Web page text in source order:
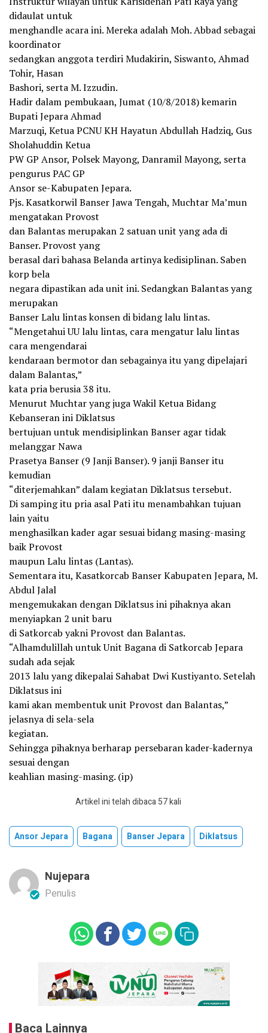
didaulat untuk
menghandle acara ini. Mereka adalah Moh. Abbad sebagai
koordinator
sedangkan anggota terdiri Mudakirin, Siswanto, Ahmad
Tohir, Hasan
Bashori, serta M. Izzudin.
Hadir dalam pembukaan, Jumat (10/8/2018) kemarin
Bupati Jepara Ahmad
Marzuqi, Ketua PCNU KH Hayatun Abdullah Hadziq, Gus
Sholahuddin Ketua
PW GP Ansor, Polsek Mayong, Danramil Mayong, serta
pengurus PAC GP
Ansor se-Kabupaten Jepara.
Pjs. Kasatkorwil Banser Jawa Tengah, Muchtar Ma’mun
mengatakan Provost
dan Balantas merupakan 2 satuan unit yang ada di
Banser. Provost yang
berasal dari bahasa Belanda artinya kedisiplinan. Saben
korp bela
negara dipastikan ada unit ini. Sedangkan Balantas yang
merupakan
Banser Lalu lintas konsen di bidang lalu lintas.
“Mengetahui UU lalu lintas, cara mengatur lalu lintas
cara mengendarai
kendaraan bermotor dan sebagainya itu yang dipelajari
dalam Balantas,”
kata pria berusia 38 itu.
Menurut Muchtar yang juga Wakil Ketua Bidang
Kebanseran ini Diklatsus
bertujuan untuk mendisiplinkan Banser agar tidak
melanggar Nawa
Prasetya Banser (9 Janji Banser). 9 janji Banser itu
kemudian
“diterjemahkan” dalam kegiatan Diklatsus tersebut.
Di samping itu pria asal Pati itu menambahkan tujuan
lain yaitu
menghasilkan kader agar sesuai bidang masing-masing
baik Provost
maupun Lalu lintas (Lantas).
Sementara itu, Kasatkorcab Banser Kabupaten Jepara, M.
Abdul Jalal
mengemukakan dengan Diklatsus ini pihaknya akan
menyiapkan 2 unit baru
di Satkorcab yakni Provost dan Balantas.
“Alhamdulillah untuk Unit Bagana di Satkorcab Jepara
sudah ada sejak
2013 lalu yang dikepalai Sahabat Dwi Kustiyanto. Setelah
Diklatsus ini
kami akan membentuk unit Provost dan Balantas,”
jelasnya di sela-sela
kegiatan.
Sehingga pihaknya berharap persebaran kader-kadernya
sesuai dengan
keahlian masing-masing. (ip)
Artikel ini telah dibaca 57 kali
Ansor Jepara Bagana Banser Jepara Diklatsus
Nujepara
Penulis
Baca Lainnya